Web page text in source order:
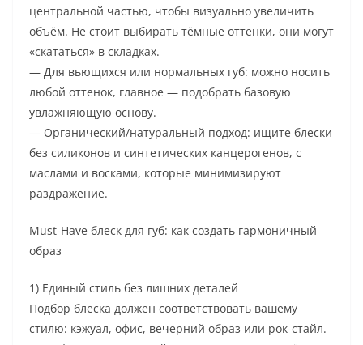
центральной частью, чтобы визуально увеличить
объём. Не стоит выбирать тёмные оттенки, они могут
«скататься» в складках.
— Для вьющихся или нормальных губ: можно носить
любой оттенок, главное — подобрать базовую
увлажняющую основу.
— Органический/натуральный подход: ищите блески
без силиконов и синтетических канцерогенов, с
маслами и восками, которые минимизируют
раздражение.
Must-Have блеск для губ: как создать гармоничный
образ
1) Единый стиль без лишних деталей
Подбор блеска должен соответствовать вашему
стилю: кэжуал, офис, вечерний образ или рок-стайл.